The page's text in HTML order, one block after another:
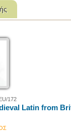
172
Latin from